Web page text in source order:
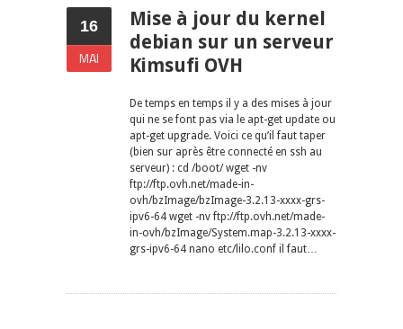
16
MAI
Mise à jour du kernel
debian sur un serveur
Kimsufi OVH
De temps en temps il y a des mises à jour
qui ne se font pas via le apt-get update ou
apt-get upgrade. Voici ce qu’il faut taper
(bien sur après être connecté en ssh au
serveur) : cd /boot/ wget -nv
ftp://ftp.ovh.net/made-in-
ovh/bzImage/bzImage-3.2.13-xxxx-grs-
ipv6-64 wget -nv ftp://ftp.ovh.net/made-
in-ovh/bzImage/System.map-3.2.13-xxxx-
grs-ipv6-64 nano etc/lilo.conf il faut…